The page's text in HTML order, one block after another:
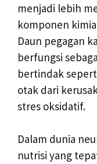
menjadi lebih
komponen
Daun pegagan
berfungsi
bertindak
otak dari
stres oksidatif.
Dalam dunia
nutrisi yang